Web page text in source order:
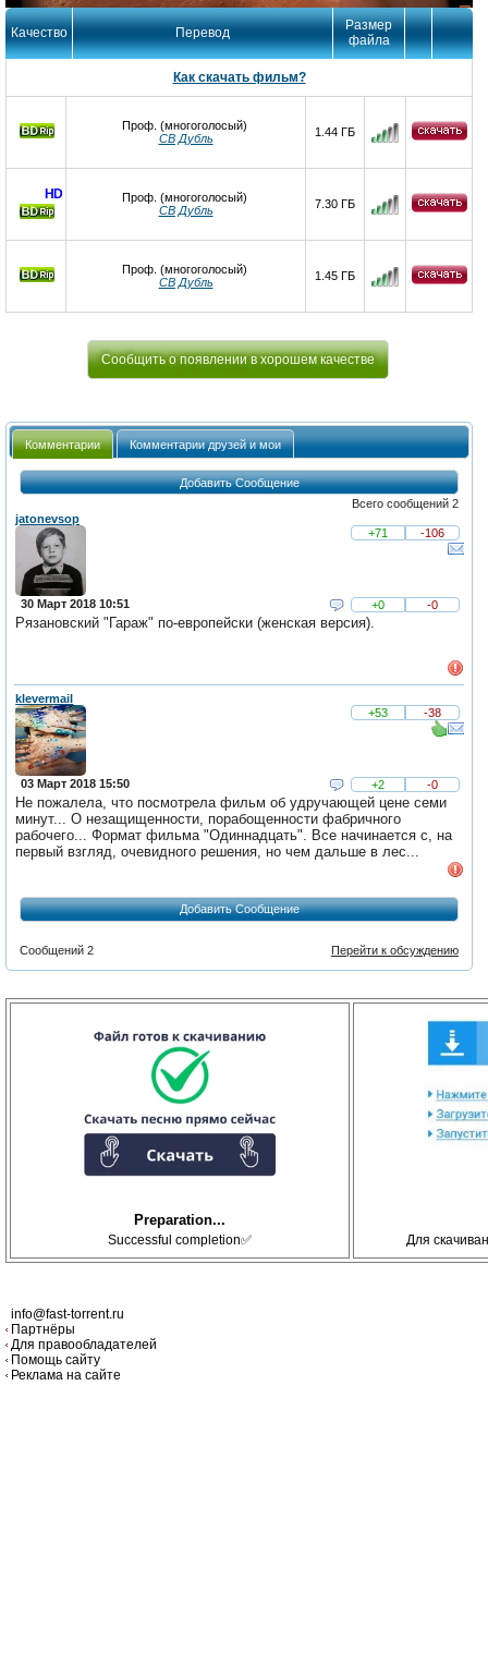
Качество Перевод
Размер
файла
Как скачать фильм?
Проф. (многоголосый)
СВ Дубль
1.44 ГБ
HD
Проф. (многоголосый)
СВ Дубль
7.30 ГБ
Проф. (многоголосый)
СВ Дубль
1.45 ГБ
Сообщить о появлении в хорошем качестве
Комментарии Комментарии друзей и мои
Добавить Сообщение
Всего сообщений 2
jatonevsop
+71
-106
30 Март 2018 10:51 +0 -0
Рязановский "Гараж" по-европейски (женская версия).
klevermail
+53
-38
03 Март 2018 15:50 +2 -0
Не пожалела, что посмотрела фильм об удручающей цене семи
минут... О незащищенности, порабощенности фабричного
рабочего... Формат фильма "Одиннадцать". Все начинается с, на
первый взгляд, очевидного решения, но чем дальше в лес...
Добавить Сообщение
Сообщений 2 Перейти к обсуждению
Preparation...
Successful completion✅ Для
info@fast-torrent.ru
Партнёры
Для правообладателей
Помощь сайту
Реклама на сайте